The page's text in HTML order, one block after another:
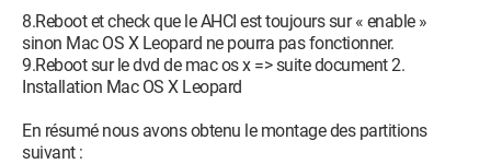
8.Reboot et check que le AHCI est toujours sur « enable »
sinon Mac OS X Leopard ne pourra pas fonctionner.
9.Reboot sur le dvd de mac os x => suite document 2.
Installation Mac OS X Leopard
En résumé nous avons obtenu le montage des partitions
suivant :